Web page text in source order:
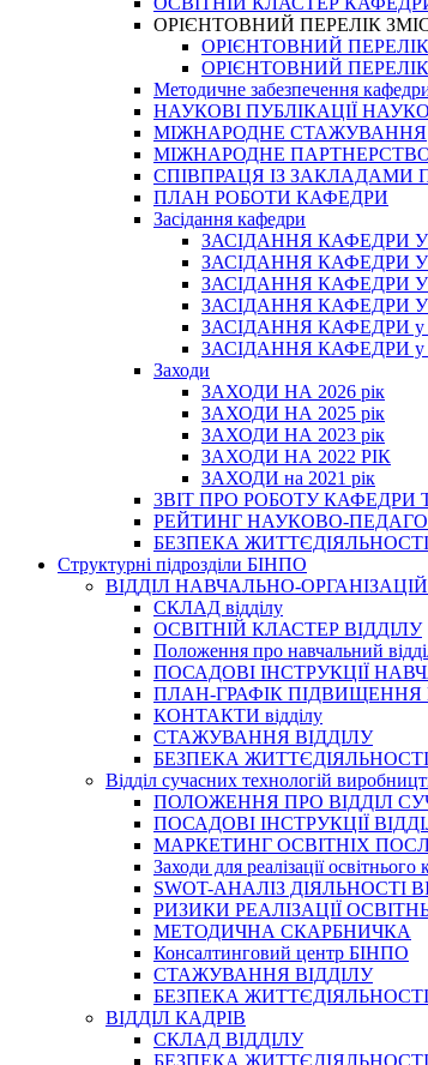
ОРІЄНТОВНИЙ ПЕРЕЛІК
ОРІЄНТОВНИЙ
ОРІЄНТОВНИЙ
Методичне забезпечення
НАУКОВІ ПУБЛІКАЦІЇ
МІЖНАРОДНЕ СТАЖУВАННЯ
МІЖНАРОДНЕ
СПІВПРАЦЯ ІЗ ЗАКЛАДАМИ
ПЛАН РОБОТИ КАФЕДРИ
Засідання кафедри
ЗАСІДАННЯ КАФЕДРИ У
ЗАСІДАННЯ КАФЕДРИ У
ЗАСІДАННЯ КАФЕДРИ У
ЗАСІДАННЯ КАФЕДРИ У
ЗАСІДАННЯ КАФЕДРИ у
ЗАСІДАННЯ КАФЕДРИ у
Заходи
ЗАХОДИ НА 2026 рік
ЗАХОДИ НА 2025 рік
ЗАХОДИ НА 2023 рік
ЗАХОДИ НА 2022 РІК
ЗАХОДИ на 2021 рік
3BIT ПРО РОБОТУ КАФЕДРИ
РЕЙТИНГ НАУКОВО-
БЕЗПЕКА ЖИТТЄДІЯЛЬНОСТІ
Структурні підрозділи БІНПО
ВІДДІЛ НАВЧАЛЬНО-
СКЛАД відділу
ОСВІТНІЙ КЛАСТЕР ВІДДІЛУ
Положення про навчальний
ПОСАДОВІ ІНСТРУКЦІЇ
ПЛАН-ГРАФІК ПІДВИЩЕННЯ
КОНТАКТИ відділу
СТАЖУВАННЯ ВІДДІЛУ
БЕЗПЕКА ЖИТТЄДІЯЛЬНОСТІ
Відділ сучасних технологій
ПОЛОЖЕННЯ ПРО ВІДДІЛ
ПОСАДОВІ ІНСТРУКЦІЇ
МАРКЕТИНГ ОСВІТНІХ
Заходи для реалізації освітнього
SWOT-АНАЛІЗ ДІЯЛЬНОСТІ
РИЗИКИ РЕАЛІЗАЦІЇ
МЕТОДИЧНА СКАРБНИЧКА
Консалтинговий центр БІНПО
СТАЖУВАННЯ ВІДДІЛУ
БЕЗПЕКА ЖИТТЄДІЯЛЬНОСТІ
ВІДДІЛ КАДРІВ
СКЛАД ВІДДІЛУ
БЕЗПЕКА ЖИТТЄДІЯЛЬНОСТІ